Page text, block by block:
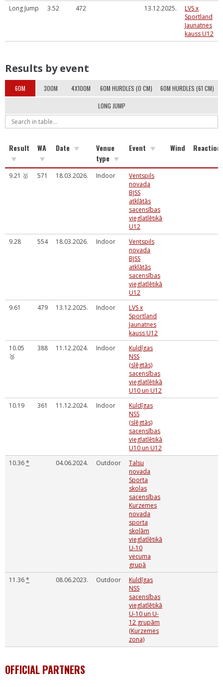
Long Jump
3.52 472 13.12.2025.
LVS x
Sportland
Jaunatnes
kauss U12
Results by event
60M 300M 4X100M 60M HURDLES (0 CM) 60M HURDLES (61 CM)
LONG JUMP
Result WA Date
Venue
type
Event Wind Reaction
9.21 🥇 571 18.03.2026. Indoor
Ventspils
novada
BJSS
atklātās
sacensības
vieglatlētikā
U12
9.28
554 18.03.2026. Indoor
Ventspils
novada
BJSS
atklātās
sacensības
vieglatlētikā
U12
9.61
479 13.12.2025. Indoor
LVS x
Sportland
Jaunatnes
kauss U12
10.05
🥉
388 11.12.2024. Indoor
Kuldīgas
NSS
(slēgtās)
sacensības
vieglatlētikā
U10 un U12
10.19
361 11.12.2024. Indoor
Kuldīgas
NSS
(slēgtās)
sacensības
vieglatlētikā
U10 un U12
10.36* 04.06.2024. Outdoor
Talsu
novada
Sporta
skolas
sacensības
Kurzemes
novada
sporta
skolām
vieglatlētikā
U-10
vecuma
grupā
11.36* 08.06.2023. Outdoor
Kuldīgas
NSS
sacensības
vieglatlētikā
U-10 un U-
12 grupām
(Kurzemes
zona)
OFFICIAL PARTNERS